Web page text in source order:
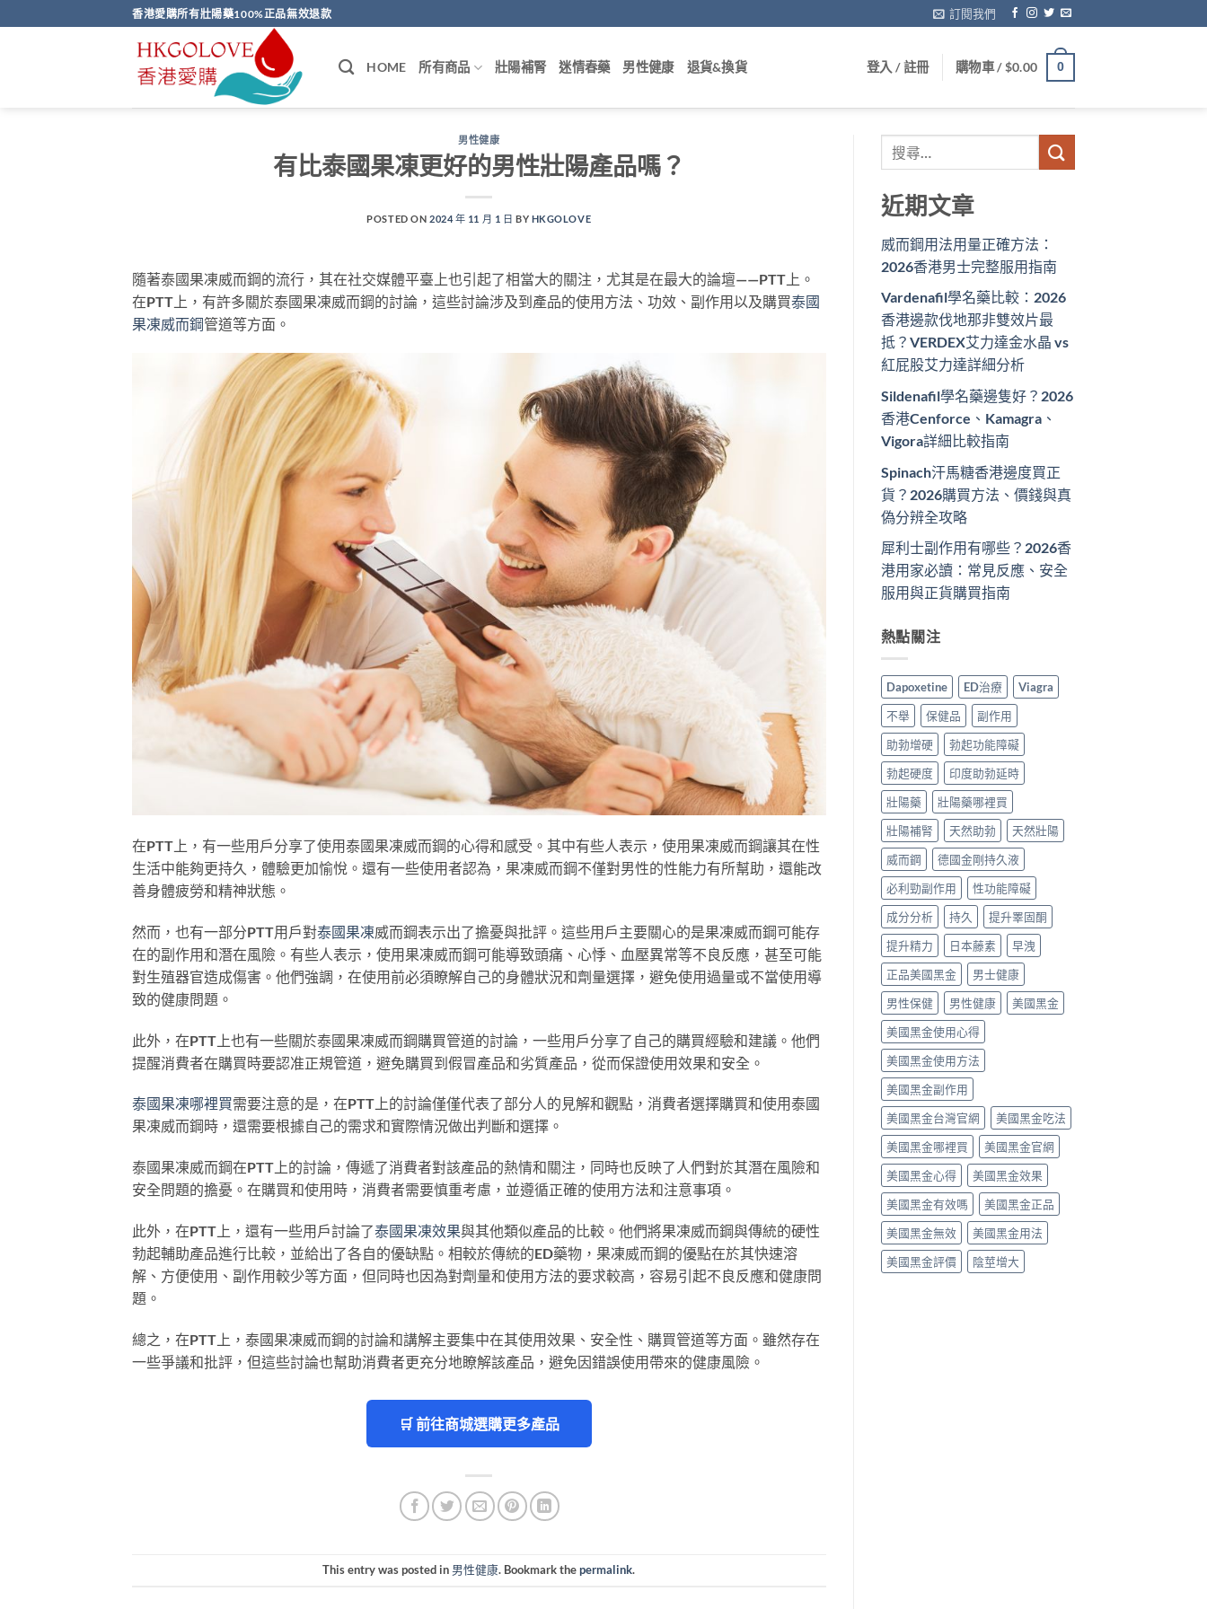
to
香港愛購所有壯陽藥100%正品無效退款 訂閱我們
HOME 所有商品 壯陽補腎 迷情春藥 男性健康 退貨&換貨 登入 / 註冊 購物車 /$0.00 0
男性健康
有比泰國果凍更好的男性壯陽產品嗎？
POSTED ON 2024 年 11 月 1 日 BY HKGOLOVE
隨著泰國果凍威而鋼的流行，其在社交媒體平臺上也引起了相當大的關注，尤其是在最大的論壇——PTT上。
在PTT上，有許多關於泰國果凍威而鋼的討論，這些討論涉及到產品的使用方法、功效、副作用以及購買泰國
果凍威而鋼管道等方面。
在PTT上，有一些用戶分享了使用泰國果凍威而鋼的心得和感受。其中有些人表示，使用果凍威而鋼讓其在性
生活中能夠更持久，體驗更加愉悅。還有一些使用者認為，果凍威而鋼不僅對男性的性能力有所幫助，還能改
善身體疲勞和精神狀態。
然而，也有一部分PTT用戶對泰國果凍威而鋼表示出了擔憂與批評。這些用戶主要關心的是果凍威而鋼可能存
在的副作用和潛在風險。有些人表示，使用果凍威而鋼可能導致頭痛、心悸、血壓異常等不良反應，甚至可能
對生殖器官造成傷害。他們強調，在使用前必須瞭解自己的身體狀況和劑量選擇，避免使用過量或不當使用導
致的健康問題。
此外，在PTT上也有一些關於泰國果凍威而鋼購買管道的討論，一些用戶分享了自己的購買經驗和建議。他們
提醒消費者在購買時要認准正規管道，避免購買到假冒產品和劣質產品，從而保證使用效果和安全。
泰國果凍哪裡買需要注意的是，在PTT上的討論僅僅代表了部分人的見解和觀點，消費者選擇購買和使用泰國
果凍威而鋼時，還需要根據自己的需求和實際情況做出判斷和選擇。
泰國果凍威而鋼在PTT上的討論，傳遞了消費者對該產品的熱情和關注，同時也反映了人們對於其潛在風險和
安全問題的擔憂。在購買和使用時，消費者需要慎重考慮，並遵循正確的使用方法和注意事項。
此外，在PTT上，還有一些用戶討論了泰國果凍效果與其他類似產品的比較。他們將果凍威而鋼與傳統的硬性
勃起輔助產品進行比較，並給出了各自的優缺點。相較於傳統的ED藥物，果凍威而鋼的優點在於其快速溶
解、方便使用、副作用較少等方面，但同時也因為對劑量和使用方法的要求較高，容易引起不良反應和健康問
題。
總之，在PTT上，泰國果凍威而鋼的討論和講解主要集中在其使用效果、安全性、購買管道等方面。雖然存在
一些爭議和批評，但這些討論也幫助消費者更充分地瞭解該產品，避免因錯誤使用帶來的健康風險。
🛒 前往商城選購更多產品
This entry was posted in 男性健康. Bookmark thepermalink.
近期文章
威而鋼用法用量正確方法：
2026香港男士完整服用指南
Vardenafil學名藥比較：2026
香港邊款伐地那非雙效片最
抵？VERDEX艾力達金水晶 vs
紅屁股艾力達詳細分析
Sildenafil學名藥邊隻好？2026
香港Cenforce、Kamagra、
Vigora詳細比較指南
Spinach汗馬糖香港邊度買正
貨？2026購買方法、價錢與真
偽分辨全攻略
犀利士副作用有哪些？2026香
港用家必讀：常見反應、安全
服用與正貨購買指南
熱點關注
Dapoxetine ED治療
Viagra
不舉
保健品
副作用
助勃增硬
勃起功能障礙
勃起硬度
印度助勃延時
壯陽藥
壯陽藥哪裡買
壯陽補腎
天然助勃
天然壯陽
威而鋼
德國金剛持久液
必利勁副作用
性功能障礙
成分分析
持久
提升睪固酮
提升精力
日本藤素
早洩
正品美國黑金
男士健康
男性保健
男性健康
美國黑金
美國黑金使用心得
美國黑金使用方法
美國黑金副作用
美國黑金台灣官網
美國黑金吃法
美國黑金哪裡買
美國黑金官網
美國黑金心得
美國黑金效果
美國黑金有效嗎
美國黑金正品
美國黑金無效
美國黑金用法
美國黑金評價
陰莖增大